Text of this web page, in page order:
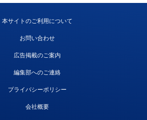
本サイトのご利用について
お問い合わせ
広告掲載のご案内
編集部へのご連絡
プライバシーポリシー
会社概要